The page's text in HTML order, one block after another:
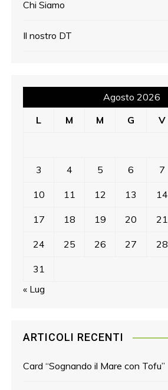
Chi Siamo
Il nostro DT
Agosto 2026
L
M M G V
3 4 5 6 7
10 11 12 13 14
17 18 19 20 21
24 25 26 27 28
31
« Lug
ARTICOLI RECENTI
Card “Sognando il Mare con Tofu”